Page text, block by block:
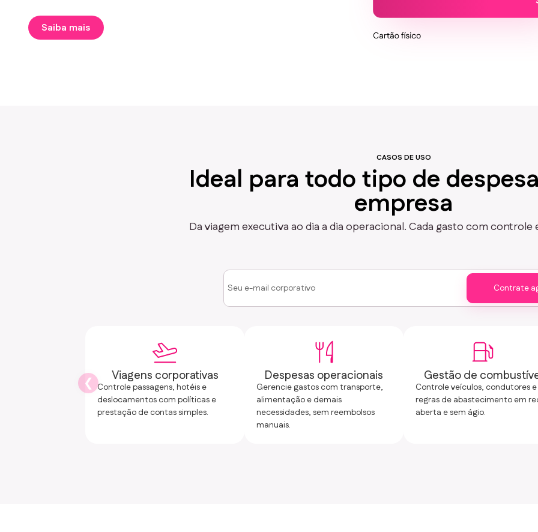
Saiba mais
CASOS DE USO
Ideal para todo tipo de
empresa
Da viagem executiva ao dia a dia operacional. Cada gasto com controle
Contrate
Viagens corporativas
Controle passagens, hotéis e
deslocamentos com políticas e
prestação de contas simples.
Despesas operacionais
Gerencie gastos com transporte,
alimentação e demais
necessidades, sem reembolsos
manuais.
Gestão de
Controle veículos, condutores e
regras de abastecimento em
aberta e sem ágio.